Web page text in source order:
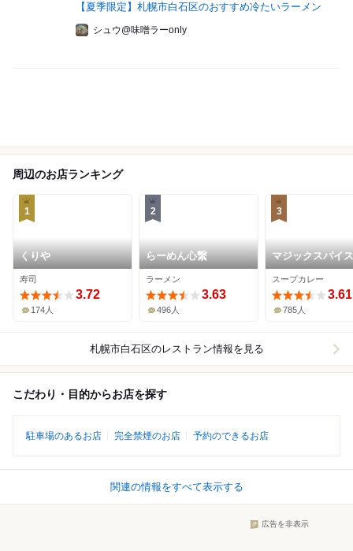
【夏季限定】札幌市白石区のおすすめ冷たいラーメン
シュウ@味噌ラーonly
周辺のお店ランキング
1
くりや
寿司
3.72
174人
2
らーめん心繋
ラーメン
3.63
496人
3
マジックスパイ
幌本店
スープカレー
3.61
785人
札幌市白石区のレストラン情報を見る
こだわり・目的からお店を探す
駐車場のあるお店 完全禁煙のお店 予約のできるお店
関連の情報をすべて表示する
広告を非表示